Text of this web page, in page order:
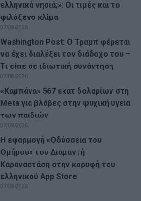
ελληνικά νησιά;»: Οι τιμές και το
φιλόξενο κλίμα
07/08/2026
Washington Post: Ο Τραμπ φέρεται
να έχει διαλέξει τον διάδοχο του –
Τι είπε σε ιδιωτική συνάντηση
07/08/2026
«Καμπάνα» 567 εκατ δολαρίων στη
Meta για βλάβες στην ψυχική υγεία
των παιδιών
07/08/2026
Η εφαρμογή «Οδύσσεια του
Ομήρου» του Διαμαντή
Καραναστάση στην κορυφή του
ελληνικού App Store
07/08/2026